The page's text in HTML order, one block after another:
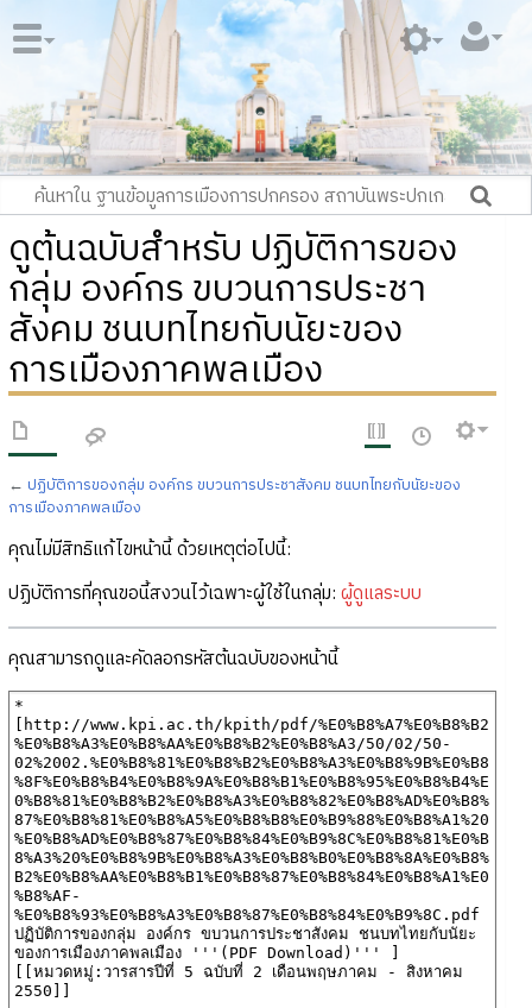
ดูต้นฉบับสำหรับ ปฏิบัติการของ
กลุ่ม องค์กร ขบวนการประชา
สังคม ชนบทไทยกับนัยะของ
การเมืองภาคพลเมือง
← ปฏิบัติการของกลุ่ม องค์กร ขบวนการประชาสังคม ชนบทไทยกับนัยะของ
การเมืองภาคพลเมือง
คุณไม่มีสิทธิแก้ไขหน้านี้ ด้วยเหตุต่อไปนี้:
ปฏิบัติการที่คุณขอนี้สงวนไว้เฉพาะผู้ใช้ในกลุ่ม: ผู้ดูแลระบบ
คุณสามารถดูและคัดลอกรหัสต้นฉบับของหน้านี้